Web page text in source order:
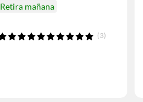
Retira mañana
(3)